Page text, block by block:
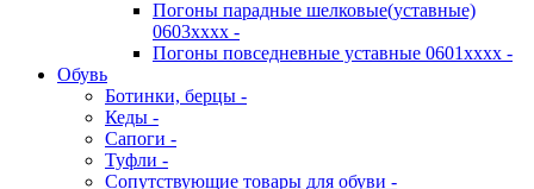
Погоны парадные шелковые(уставные)
0603хххх -
Погоны повседневные уставные 0601хххх -
Обувь
Ботинки, берцы -
Кеды -
Сапоги -
Туфли -
Сопутствующие товары для обуви -